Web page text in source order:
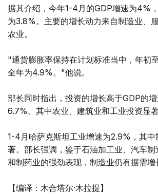
据其介绍，今年1-4月的GDP增速为4%
为3.8%。主要的增长动力来自制造业、
农业。
"通货膨胀率保持在计划标准当中，年初
全年为4.9%。"他说。
部长同时指出，投资的增长高于GDP的
6.7%。其中农业、建筑业和工业投资显著
1-4月哈萨克斯坦工业增速为2.9%，其中
著。部长强调，鉴于石油加工业、汽车
和制药业的强劲表现，制造业仍有据需增
【编译：木合塔尔·木拉提】